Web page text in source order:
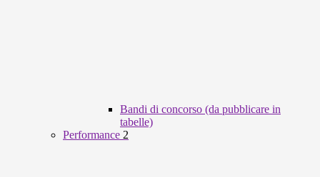
Bandi di concorso (da pubblicare in
tabelle)
Performance 2